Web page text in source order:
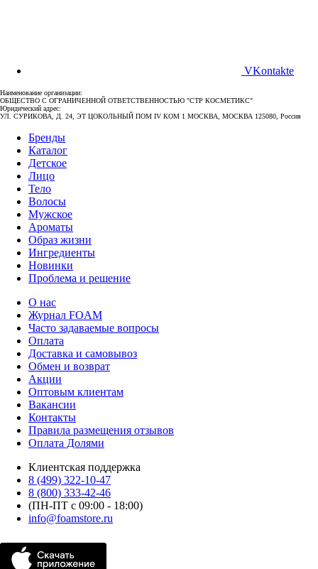
VKontakte
Наименование организации:
ОБЩЕСТВО С ОГРАНИЧЕННОЙ ОТВЕТСТВЕННОСТЬЮ "СТР КОСМЕТИКС"
Юридический адрес:
УЛ. СУРИКОВА, Д. 24, ЭТ ЦОКОЛЬНЫЙ ПОМ IV КОМ 1 МОСКВА, МОСКВА 125080, Россия
Бренды
Каталог
Детское
Лицо
Тело
Волосы
Мужское
Ароматы
Образ жизни
Ингредиенты
Новинки
Проблема и решение
О нас
Журнал FOAM
Часто задаваемые вопросы
Оплата
Доставка и самовывоз
Обмен и возврат
Акции
Оптовым клиентам
Вакансии
Контакты
Правила размещения отзывов
Оплата Долями
Клиентская поддержка
8 (499) 322-10-47
8 (800) 333-42-46
(ПН-ПТ с 09:00 - 18:00)
info@foamstore.ru